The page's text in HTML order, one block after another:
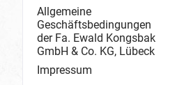
Allgemeine
Geschäftsbedingungen
der Fa. Ewald Kongsbak
GmbH & Co. KG, Lübeck
Impressum